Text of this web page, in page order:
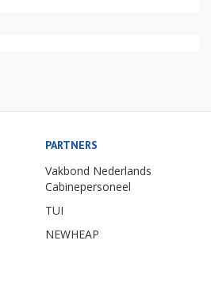
PARTNERS
Vakbond Nederlands
Cabinepersoneel
TUI
NEWHEAP